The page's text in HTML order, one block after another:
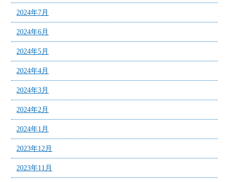
2024年7月
2024年6月
2024年5月
2024年4月
2024年3月
2024年2月
2024年1月
2023年12月
2023年11月